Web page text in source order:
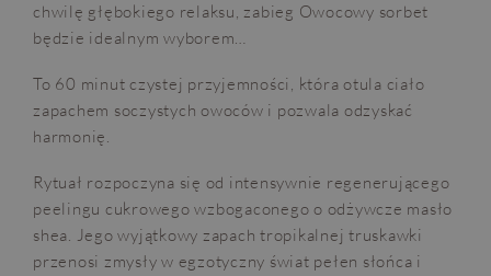
chwilę głębokiego relaksu, zabieg Owocowy sorbet
będzie idealnym wyborem…
To 60 minut czystej przyjemności, która otula ciało
zapachem soczystych owoców i pozwala odzyskać
harmonię.
Rytuał rozpoczyna się od intensywnie regenerującego
peelingu cukrowego wzbogaconego o odżywcze masło
shea. Jego wyjątkowy zapach tropikalnej truskawki
przenosi zmysły w egzotyczny świat pełen słońca i